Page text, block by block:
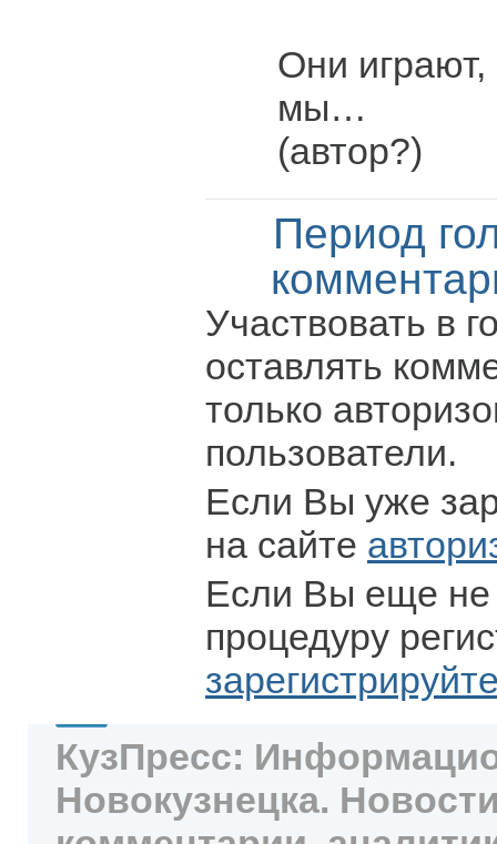
Они
мы…
(автор?)
Период
Участвовать в
оставлять
только
пользователи.
Если Вы уже
на сайте
Если Вы еще не
процедуру
КузПресс:
Новокузнецка.